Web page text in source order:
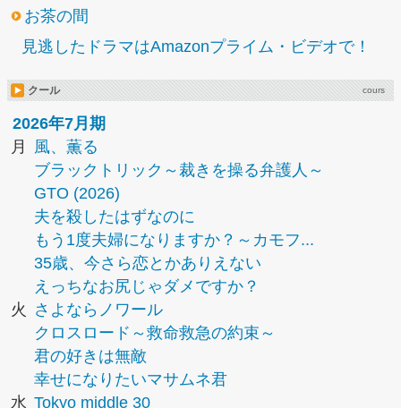
お茶の間
見逃したドラマはAmazonプライム・ビデオで！
クール cours
2026年7月期
月
風、薫る
ブラックトリック～裁きを操る弁護人～
GTO (2026)
夫を殺したはずなのに
もう1度夫婦になりますか？～カモフ...
35歳、今さら恋とかありえない
えっちなお尻じゃダメですか？
火
さよならノワール
クロスロード～救命救急の約束～
君の好きは無敵
幸せになりたいマサムネ君
水 Tokyo middle 30